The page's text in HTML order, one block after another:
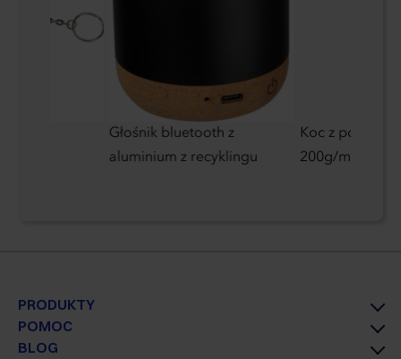
Głośnik bluetooth z
aluminium z recyklingu
Koc z polaru
200g/m²
PRODUKTY
POMOC
BLOG